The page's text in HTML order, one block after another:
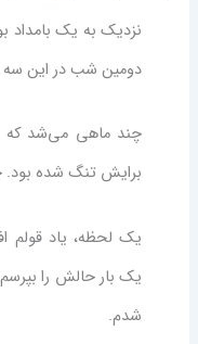
نزدیک به یک بامداد
دومین شب در این سه
چند ماهی می‌شد که
برایش تنگ شده بود.
یک لحظه، یاد قولم
یک بار حالش را
شدم.